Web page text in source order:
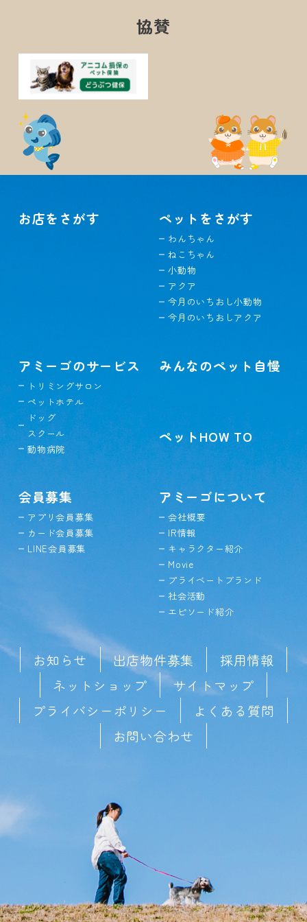
協賛
お店をさがす ペットをさがす
わんちゃん
ねこちゃん
小動物
アクア
今月のいちおし小動物
今月のいちおしアクア
アミーゴのサービス
トリミングサロン
ペットホテル
ドッグ
スクール
動物病院
みんなのペット自慢
ペットHOW TO
会員募集
アプリ会員募集
カード会員募集
LINE会員募集
アミーゴについて
会社概要
IR情報
キャラクター紹介
Movie
プライベートブランド
社会活動
エピソード紹介
お知らせ 出店物件募集
採用情報
ネットショップ
サイトマップ
プライバシーポリシー
よくある質問
お問い合わせ